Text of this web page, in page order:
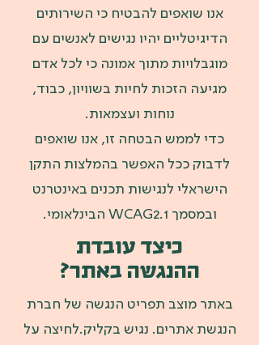
אנו שואפים להבטיח כי השירותים
הדיגיטליים יהיו נגישים לאנשים עם
מוגבלויות מתוך אמונה כי לכל אדם
מגיעה הזכות לחיות בשוויון, כבוד,
נוחות ועצמאות.
כדי לממש הבטחה זו, אנו שואפים
לדבוק ככל האפשר בהמלצות התקן
הישראלי לנגישות תכנים באינטרנט
ובמסמך WCAG2.1 הבינלאומי.
כיצד עובדת
ההנגשה באתר?
באתר מוצב תפריט הנגשה של חברת
הנגשת אתרים. נגיש בקליק.לחיצה על